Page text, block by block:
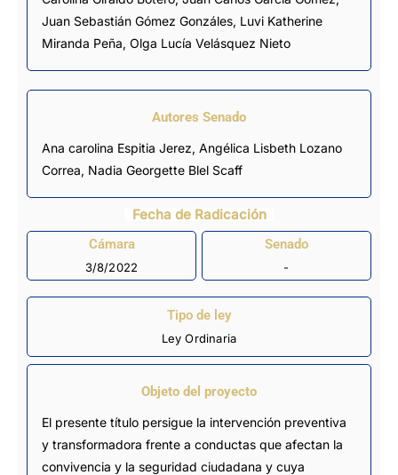
Juan Sebastián Gómez Gonzáles, Luvi Katherine
Miranda Peña, Olga Lucía Velásquez Nieto
Autores Senado
Ana carolina Espitia Jerez, Angélica Lisbeth Lozano
Correa, Nadia Georgette Blel Scaff
Fecha de Radicación
Cámara
3/8/2022
Senado
-
Tipo de ley
Ley Ordinaria
Objeto del proyecto
El presente título persigue la intervención preventiva
y transformadora frente a conductas que afectan la
convivencia y la seguridad ciudadana y cuya